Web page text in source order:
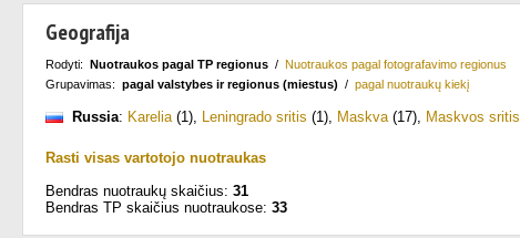
Geografija
Rodyti: Nuotraukos pagal TP regionus / Nuotraukos pagal fotografavimo regionus
Grupavimas: pagal valstybes ir regionus (miestus) / pagal nuotraukų kiekį
Russia: Karelia(1), Leningrado sritis (1), Maskva(17), Maskvos sritis
Rasti visas vartotojo nuotraukas
Bendras nuotraukų skaičius: 31
Bendras TP skaičius nuotraukose: 33